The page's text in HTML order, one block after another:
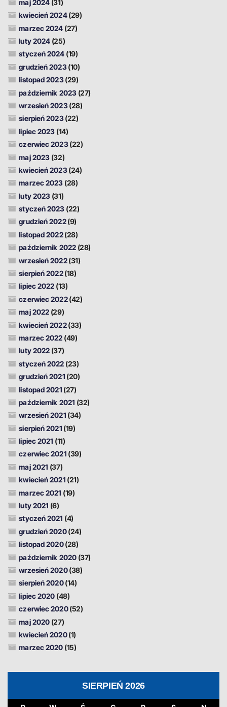
maj 2024 (31)
kwiecień 2024(29)
marzec 2024 (27)
luty 2024 (25)
styczeń 2024 (19)
grudzień 2023(10)
listopad 2023(29)
październik 2023(27)
wrzesień 2023(28)
sierpień 2023(22)
lipiec 2023 (14)
czerwiec 2023(22)
maj 2023 (32)
kwiecień 2023(24)
marzec 2023 (28)
luty 2023 (31)
styczeń 2023 (22)
grudzień 2022(9)
listopad 2022(28)
październik 2022(28)
wrzesień 2022(31)
sierpień 2022(18)
lipiec 2022 (13)
czerwiec 2022(42)
maj 2022 (29)
kwiecień 2022(33)
marzec 2022 (49)
luty 2022 (37)
styczeń 2022 (23)
grudzień 2021 (20)
listopad 2021 (27)
październik 2021 (32)
wrzesień 2021 (34)
sierpień 2021 (19)
lipiec 2021 (11)
czerwiec 2021 (39)
maj 2021 (37)
kwiecień 2021 (21)
marzec 2021 (19)
luty 2021 (6)
styczeń 2021 (4)
grudzień 2020(24)
listopad 2020(28)
październik 2020(37)
wrzesień 2020(38)
sierpień 2020(14)
lipiec 2020 (48)
czerwiec 2020(52)
maj 2020 (27)
kwiecień 2020(1)
marzec 2020 (15)
SIERPIEŃ 2026